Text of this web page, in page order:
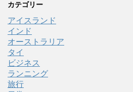
カテゴリー
アイスランド
インド
オーストラリア
タイ
ビジネス
ランニング
旅行